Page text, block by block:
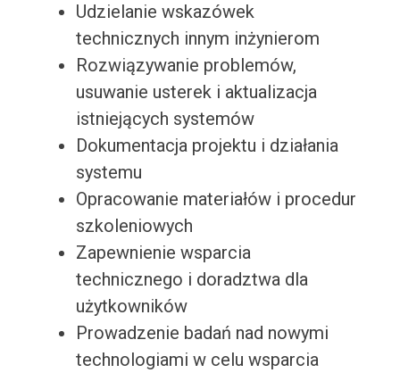
Udzielanie wskazówek
technicznych innym inżynierom
Rozwiązywanie problemów,
usuwanie usterek i aktualizacja
istniejących systemów
Dokumentacja projektu i działania
systemu
Opracowanie materiałów i procedur
szkoleniowych
Zapewnienie wsparcia
technicznego i doradztwa dla
użytkowników
Prowadzenie badań nad nowymi
technologiami w celu wsparcia